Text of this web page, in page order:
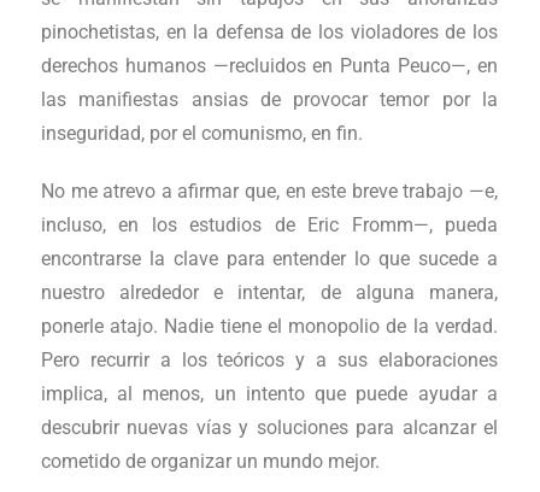
pinochetistas, en la defensa de los violadores de los
derechos humanos —recluidos en Punta Peuco—, en
las manifiestas ansias de provocar temor por la
inseguridad, por el comunismo, en fin.
No me atrevo a afirmar que, en este breve trabajo —e,
incluso, en los estudios de Eric Fromm—, pueda
encontrarse la clave para entender lo que sucede a
nuestro alrededor e intentar, de alguna manera,
ponerle atajo. Nadie tiene el monopolio de la verdad.
Pero recurrir a los teóricos y a sus elaboraciones
implica, al menos, un intento que puede ayudar a
descubrir nuevas vías y soluciones para alcanzar el
cometido de organizar un mundo mejor.